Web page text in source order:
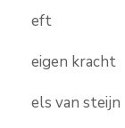
eft
eigen kracht
els van steijn